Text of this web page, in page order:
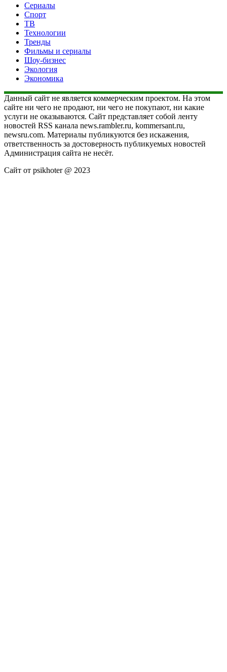
Сериалы
Спорт
ТВ
Технологии
Тренды
Фильмы и сериалы
Шоу-бизнес
Экология
Экономика
Данный сайт не является коммерческим проектом. На этом
сайте ни чего не продают, ни чего не покупают, ни какие
услуги не оказываются. Сайт представляет собой ленту
новостей RSS канала news.rambler.ru, kommersant.ru,
newsru.com. Материалы публикуются без искажения,
ответственность за достоверность публикуемых новостей
Администрация сайта не несёт.
Сайт от psikhoter @ 2023